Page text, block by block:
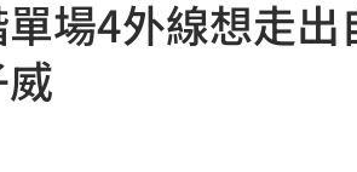
「3大」策略 20:54
真代購引怒火
出爐！
單場4外線想走